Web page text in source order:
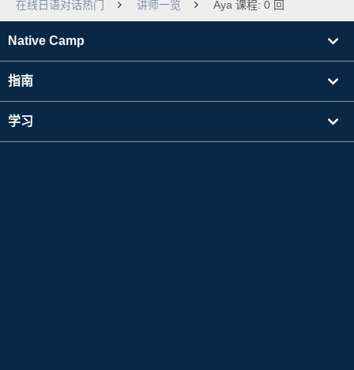
在线日语对话热门 讲师一览 Aya 课程: 0 回
Native Camp
指南
学习